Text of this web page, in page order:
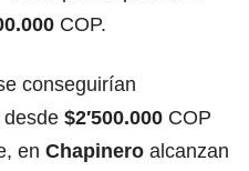
COP.
conseguirían
$2′500.000 COP
en Chapinero alcanzan